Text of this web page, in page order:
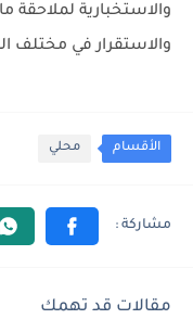
والاستخبارية لملاحقة
والاستقرار في مختلف
الأقسام محلي
مقالات قد تهمك